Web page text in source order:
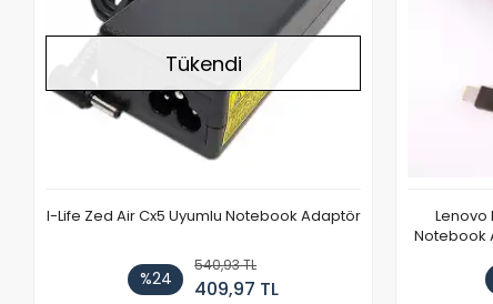
Tükendi
I-Life Zed Air Cx5 Uyumlu Notebook Adaptör
%24
540,93 TL
409,97 TL
Lenovo
Notebook